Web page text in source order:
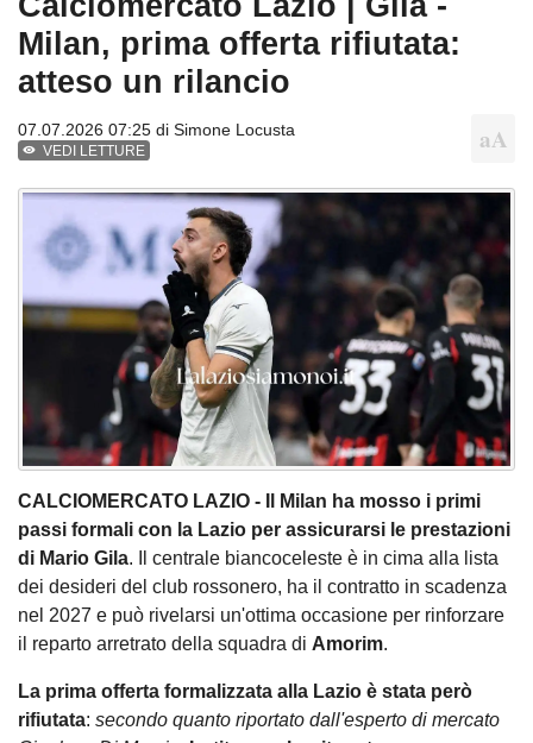
Milan, prima offerta rifiutata:
atteso un rilancio
07.07.2026 07:25 di Simone Locusta
VEDI LETTURE
CALCIOMERCATO LAZIO - Il Milan ha mosso i primi
passi formali con la Lazio per assicurarsi le prestazioni
di Mario Gila. Il centrale biancoceleste è in cima alla lista
dei desideri del club rossonero, ha il contratto in scadenza
nel 2027 e può rivelarsi un'ottima occasione per rinforzare
il reparto arretrato della squadra di Amorim.
La prima offerta formalizzata alla Lazio è stata però
rifiutata: secondo quanto riportato dall'esperto di mercato